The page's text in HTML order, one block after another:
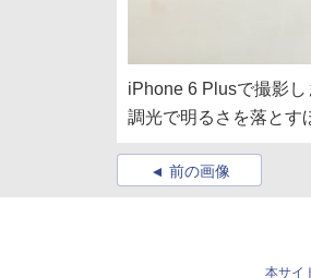
iPhone 6 Plusで撮影
調光で明るさを落とす
前の画像
本サイ